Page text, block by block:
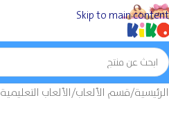
Skip to main content
الرئيسية/قسم الألعاب/الألعاب التعليمية